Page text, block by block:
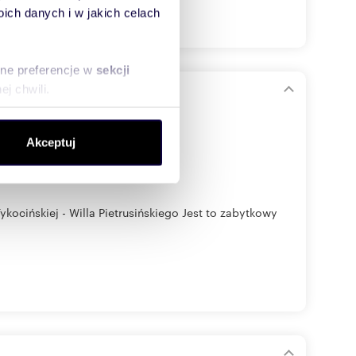
danych i w jakich celach
preferencje w sekcji
chwili.
społecznościowym,
od Ciebie lub
Akceptuj
- Willa Pietrusińskiego Jest to zabytkowy